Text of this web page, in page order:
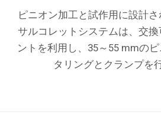
ピニオン加工と試作用に設計
サルコレットシステムは、交
ントを利用し、35～55 mmの
タリングとクランプを